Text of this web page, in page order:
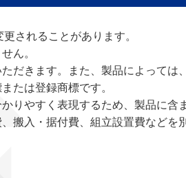
されることがあります。
ん。
だきます。また、製品によっては
たは登録商標です。
りやすく表現するため、製品に含
搬入・据付費、組立設置費などを